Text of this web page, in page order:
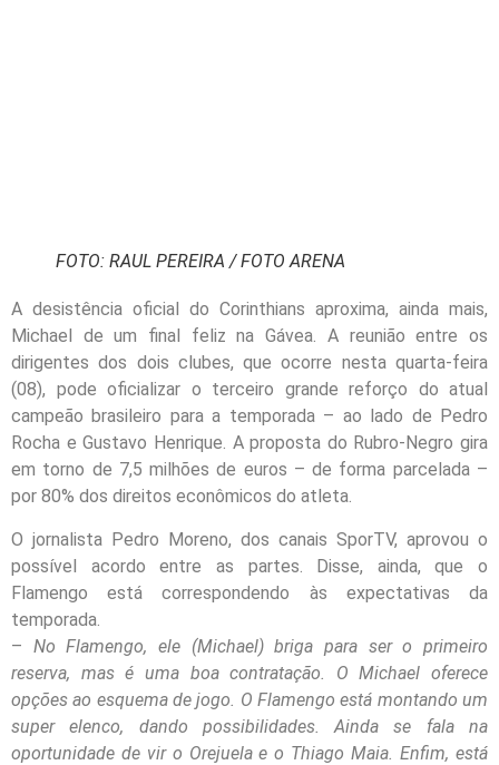
FOTO: RAUL PEREIRA / FOTO ARENA
A desistência oficial do Corinthians aproxima, ainda mais,
Michael de um final feliz na Gávea. A reunião entre os
dirigentes dos dois clubes, que ocorre nesta quarta-feira
(08), pode oficializar o terceiro grande reforço do atual
campeão brasileiro para a temporada – ao lado de Pedro
Rocha e Gustavo Henrique. A proposta do Rubro-Negro gira
em torno de 7,5 milhões de euros – de forma parcelada –
por 80% dos direitos econômicos do atleta.
O jornalista Pedro Moreno, dos canais SporTV, aprovou o
possível acordo entre as partes. Disse, ainda, que o
Flamengo está correspondendo às expectativas da
temporada.
– No Flamengo, ele (Michael) briga para ser o primeiro
reserva, mas é uma boa contratação. O Michael oferece
opções ao esquema de jogo. O Flamengo está montando um
super elenco, dando possibilidades. Ainda se fala na
oportunidade de vir o Orejuela e o Thiago Maia. Enfim, está